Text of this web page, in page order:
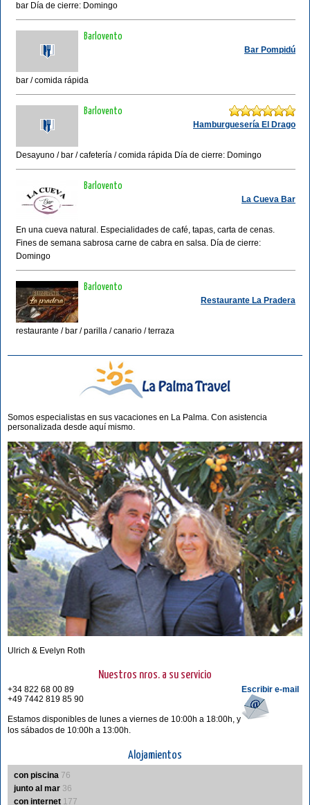
bar Día de cierre: Domingo
Bar Pompidú
Barlovento
bar / comida rápida
Hamburguesería El Drago
Barlovento
Desayuno / bar / cafetería / comida rápida Día de cierre: Domingo
La Cueva Bar
Barlovento
En una cueva natural. Especialidades de café, tapas, carta de cenas.
Fines de semana sabrosa carne de cabra en salsa. Día de cierre:
Domingo
Restaurante La Pradera
Barlovento
restaurante / bar / parilla / canario / terraza
Somos especialistas en sus vacaciones en La Palma. Con asistencia
personalizada desde aquí mismo.
Ulrich & Evelyn Roth
Nuestros nros. a su servicio
Escribir e-mail
+34 822 68 00 89
+49 7442 819 85 90
Estamos disponibles de lunes a viernes de 10:00h a 18:00h, y
los sábados de 10:00h a 13:00h.
Alojamientos
con piscina 76
junto al mar 36
con internet 177